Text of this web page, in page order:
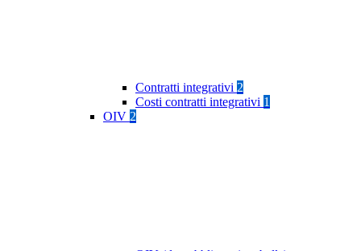
Contratti integrativi 2
Costi contratti integrativi 1
OIV 2